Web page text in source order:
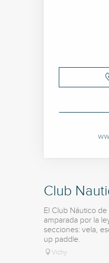
Club
El Club Náutico
amparada por la
secciones: vela,
up paddle.
Vichy